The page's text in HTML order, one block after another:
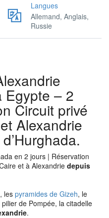
Langues
Allemand, Anglais,
Russie
Egypte – 2
Circuit privé
Alexandrie
en 2 jours | Réservation
et à Alexandrie depuis
, les pyramides de Gizeh, le
de Pompée, la citadelle
.